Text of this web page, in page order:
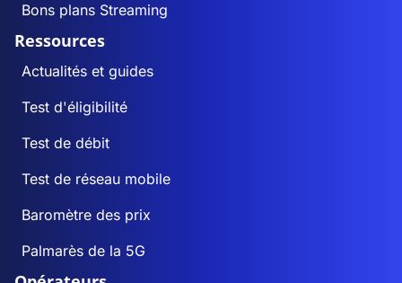
Bons plans Streaming
Ressources
Actualités et guides
Test d'éligibilité
Test de débit
Test de réseau mobile
Baromètre des prix
Palmarès de la 5G